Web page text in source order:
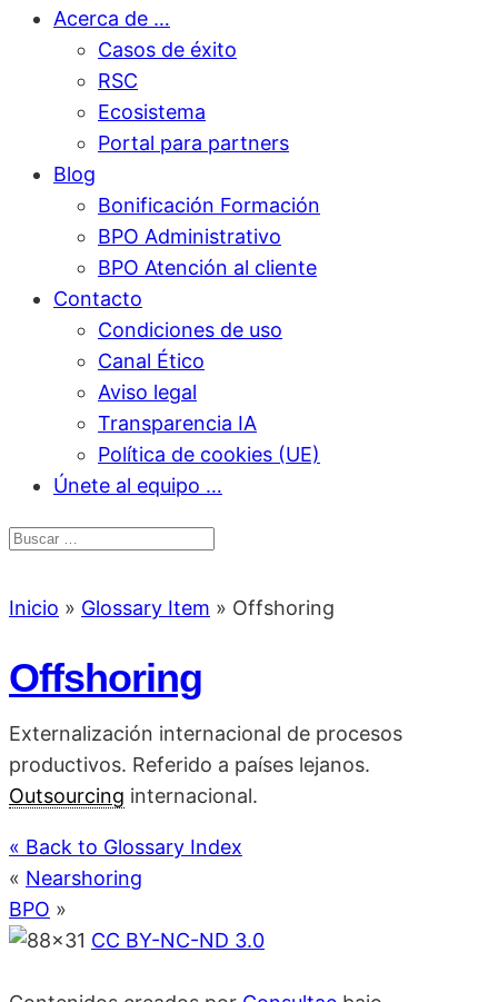
Acerca de …
Casos de éxito
RSC
Ecosistema
Portal para partners
Blog
Bonificación Formación
BPO Administrativo
BPO Atención al cliente
Contacto
Condiciones de uso
Canal Ético
Aviso legal
Transparencia IA
Política de cookies (UE)
Únete al equipo …
Inicio » Glossary Item » Offshoring
Offshoring
Externalización internacional de procesos
productivos. Referido a países lejanos.
Outsourcing internacional.
« Back to Glossary Index
« Nearshoring
BPO »
CC BY-NC-ND 3.0